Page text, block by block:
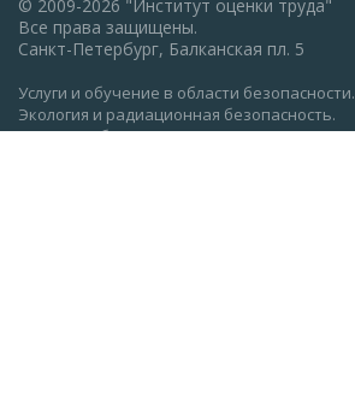
© 2009-2026 "Институт оценки труда"
Все права защищены.
Санкт-Петербург, Балканская пл. 5
Услуги и обучение в области безопасности.
Экология и радиационная безопасность.
Пожарная безопасность, ГО и ЧС.